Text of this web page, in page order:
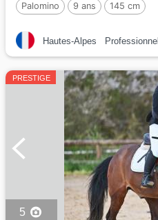
Palomino
9 ans 145 cm
Hautes-Alpes Professionnel
PRESTIGE
5